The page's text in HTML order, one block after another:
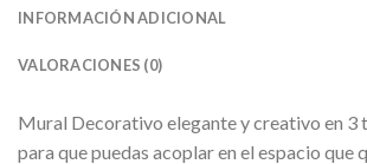
INFORMACIÓN ADICIONAL
VALORACIONES (0)
Mural Decorativo elegante y creativo en 3
para que puedas acoplar en el espacio que